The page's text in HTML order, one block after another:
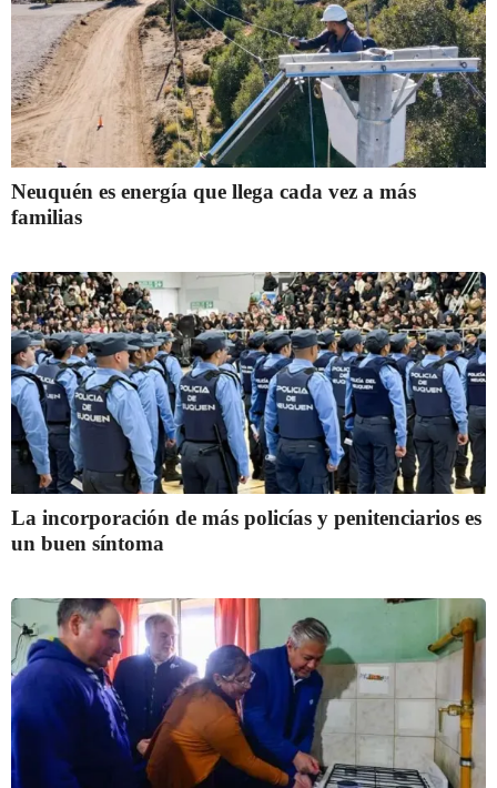
Neuquén es energía que llega cada vez a más
familias
La incorporación de más policías y penitenciarios es
un buen síntoma